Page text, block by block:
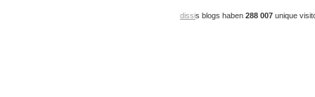
dissis blogs haben 288 007 unique